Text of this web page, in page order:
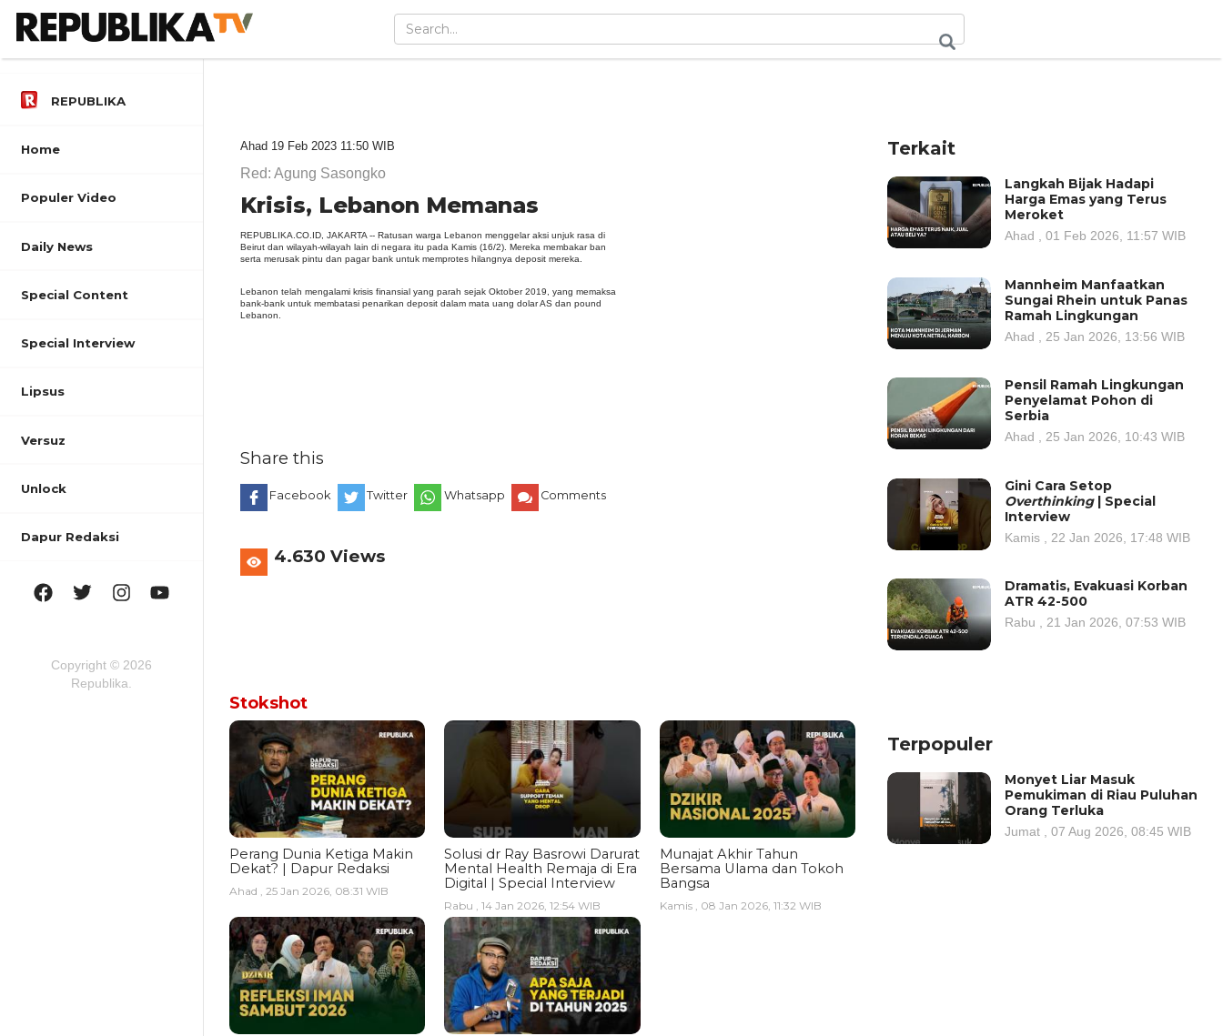
REPUBLIKA
Home
Populer Video
Daily News
Special Content
Special Interview
Lipsus
Versuz
Unlock
Dapur Redaksi
Copyright © 2026
Republika.
Ahad 19 Feb 2023 11:50 WIB
Red: Agung Sasongko
Krisis, Lebanon Memanas
REPUBLIKA.CO.ID, JAKARTA -- Ratusan warga Lebanon menggelar aksi unjuk rasa di
Beirut dan wilayah-wilayah lain di negara itu pada Kamis (16/2). Mereka membakar ban
serta merusak pintu dan pagar bank untuk memprotes hilangnya deposit mereka.
Lebanon telah mengalami krisis finansial yang parah sejak Oktober 2019, yang memaksa
bank-bank untuk membatasi penarikan deposit dalam mata uang dolar AS dan pound
Lebanon.
Share this
Facebook Twitter Whatsapp Comments
4.630 Views
Stokshot
Perang Dunia Ketiga Makin
Dekat? | Dapur Redaksi
Ahad , 25 Jan 2026, 08:31 WIB
Solusi dr Ray Basrowi Darurat
Mental Health Remaja di Era
Digital | Special Interview
Rabu , 14 Jan 2026, 12:54 WIB
Munajat Akhir Tahun
Bersama Ulama dan Tokoh
Bangsa
Kamis , 08 Jan 2026, 11:32 WIB
Terkait
Langkah Bijak Hadapi
Harga Emas yang Terus
Meroket
Ahad , 01 Feb 2026, 11:57 WIB
Mannheim Manfaatkan
Sungai Rhein untuk Panas
Ramah Lingkungan
Ahad , 25 Jan 2026, 13:56 WIB
Pensil Ramah Lingkungan
Penyelamat Pohon di
Serbia
Ahad , 25 Jan 2026, 10:43 WIB
Gini Cara Setop
Overthinking| Special
Interview
Kamis , 22 Jan 2026, 17:48 WIB
Dramatis, Evakuasi Korban
ATR 42-500
Rabu , 21 Jan 2026, 07:53 WIB
Terpopuler
Monyet Liar Masuk
Pemukiman di Riau Puluhan
Orang Terluka
Jumat , 07 Aug 2026, 08:45 WIB